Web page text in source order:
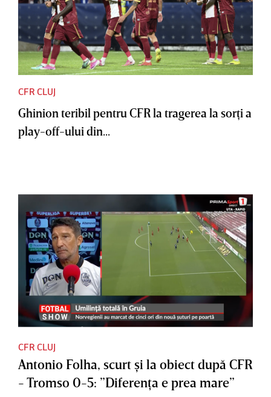
CFR CLUJ
Ghinion teribil pentru CFR la tragerea la sorţi a
play-off-ului din...
CFR CLUJ
Antonio Folha, scurt şi la obiect după CFR
- Tromso 0-5: ”Diferenţa e prea mare”